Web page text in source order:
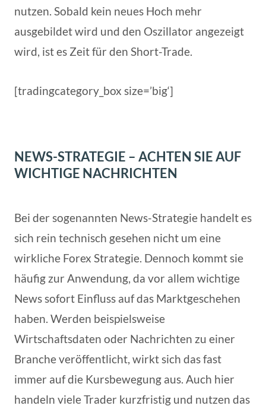
nutzen. Sobald kein neues Hoch mehr
ausgebildet wird und den Oszillator angezeigt
wird, ist es Zeit für den Short-Trade.
[tradingcategory_box size=’big‘]
NEWS-STRATEGIE – ACHTEN SIE AUF
WICHTIGE NACHRICHTEN
Bei der sogenannten News-Strategie handelt es
sich rein technisch gesehen nicht um eine
wirkliche Forex Strategie. Dennoch kommt sie
häufig zur Anwendung, da vor allem wichtige
News sofort Einfluss auf das Marktgeschehen
haben. Werden beispielsweise
Wirtschaftsdaten oder Nachrichten zu einer
Branche veröffentlicht, wirkt sich das fast
immer auf die Kursbewegung aus. Auch hier
handeln viele Trader kurzfristig und nutzen das